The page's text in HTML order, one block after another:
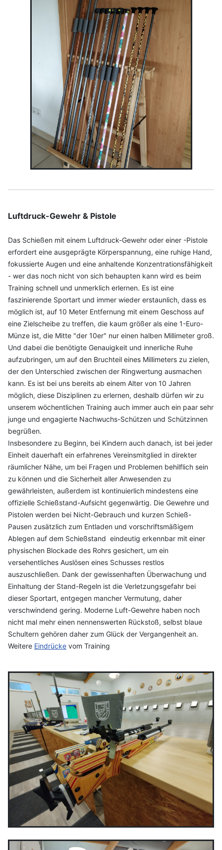
Luftdruck-Gewehr & Pistole
Das Schießen mit einem Luftdruck-Gewehr oder einer -Pistole
erfordert eine ausgeprägte Körperspannung, eine ruhige Hand,
fokussierte Augen und eine anhaltende Konzentrationsfähigkeit
- wer das noch nicht von sich behaupten kann wird es beim
Training schnell und unmerklich erlernen. Es ist eine
faszinierende Sportart und immer wieder erstaunlich, dass es
möglich ist, auf 10 Meter Entfernung mit einem Geschoss auf
eine Zielscheibe zu treffen, die kaum größer als eine 1-Euro-
Münze ist, die Mitte "der 10er" nur einen halben Millimeter groß.
Und dabei die benötigte Genauigkeit und innerliche Ruhe
aufzubringen, um auf den Bruchteil eines Millimeters zu zielen,
der den Unterschied zwischen der Ringwertung ausmachen
kann. Es ist bei uns bereits ab einem Alter von 10 Jahren
möglich, diese Disziplinen zu erlernen, deshalb dürfen wir zu
unserem wöchentlichen Training auch immer auch ein paar sehr
junge und engagierte Nachwuchs-Schützen und Schützinnen
begrüßen.
Insbesondere zu Beginn, bei Kindern auch danach, ist bei jeder
Einheit dauerhaft ein erfahrenes Vereinsmitglied in direkter
räumlicher Nähe, um bei Fragen und Problemen behilflich sein
zu können und die Sicherheit aller Anwesenden zu
gewährleisten, außerdem ist kontinuierlich mindestens eine
offizielle Schießstand-Aufsicht gegenwärtig. Die Gewehre und
Pistolen werden bei Nicht-Gebrauch und kurzen Schieß-
Pausen zusätzlich zum Entladen und vorschriftsmäßigem
Ablegen auf dem Schießstand eindeutig erkennbar mit einer
physischen Blockade des Rohrs gesichert, um ein
versehentliches Auslösen eines Schusses restlos
auszuschließen. Dank der gewissenhaften Überwachung und
Einhaltung der Stand-Regeln ist die Verletzungsgefahr bei
dieser Sportart, entgegen mancher Vermutung, daher
verschwindend gering. Moderne Luft-Gewehre haben noch
nicht mal mehr einen nennenswerten Rückstoß, selbst blaue
Schultern gehören daher zum Glück der Vergangenheit an.
Weitere Eindrücke vom Training